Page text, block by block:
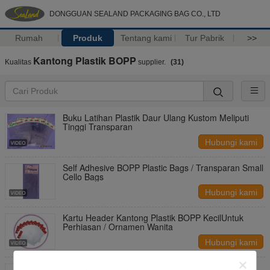
DONGGUAN SEALAND PACKAGING BAG CO., LTD
Rumah Produk Tentang kami Tur Pabrik >>
Kualitas Kantong Plastik BOPP supplier. (31)
Buku Latihan Plastik Daur Ulang Kustom Meliputi
Tinggi Transparan
Hubungi kami
Self Adhesive BOPP Plastic Bags / Transparan Small
Cello Bags
Hubungi kami
Kartu Header Kantong Plastik BOPP KecilUntuk
Perhiasan / Ornamen Wanita
Hubungi kami